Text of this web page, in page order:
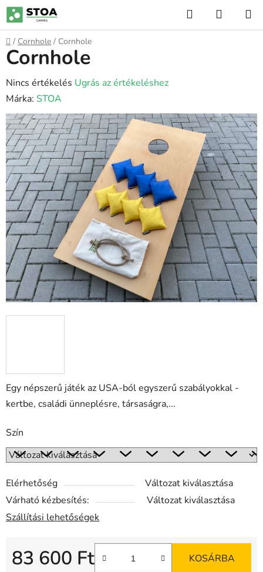
Ugrás
fő
tartalomhoz
KeresésKOSÁR
Kezdőlap
/ Cornhole / Cornhole
Egy népszerű játék az USA-ból egyszerű szabályokkal -
kertbe, családi ünneplésre, társaságra,...
Szín
Elérhetőség
Változat kiválasztása
Várható kézbesítés:
Változat kiválasztása
Szállítási lehetőségek
83 600 Ft KOSÁRBA
Cornhole
A
termék
átlagos
értékelése
5-
ből
0,0
csillag.
Nincs értékelés Ugrás az értékeléshez
Márka: STOA